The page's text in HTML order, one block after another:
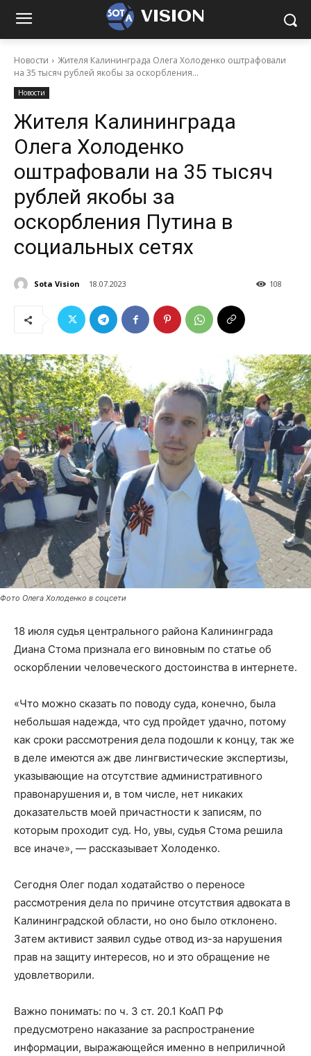
VISION
Новости
Жителя Калининграда Олега Холоденко оштрафовали
на 35 тысяч рублей якобы за оскорбления...
Новости
Жителя Калининграда
Олега Холоденко
оштрафовали на 35 тысяч
рублей якобы за
оскорбления Путина в
социальных сетях
Sota Vision 18.07.2023 108
Фото Олега Холоденко в соцсети
18 июля судья центрального района Калининграда
Диана Стома признала его виновным по статье об
оскорблении человеческого достоинства в интернете.
«Что можно сказать по поводу суда, конечно, была
небольшая надежда, что суд пройдет удачно, потому
как сроки рассмотрения дела подошли к концу, так же
в деле имеются аж две лингвистические экспертизы,
указывающие на отсутствие административного
правонарушения и, в том числе, нет никаких
доказательств моей причастности к записям, по
которым проходит суд. Но, увы, судья Стома решила
все иначе», — рассказывает Холоденко.
Сегодня Олег подал ходатайство о переносе
рассмотрения дела по причине отсутствия адвоката в
Калининградской области, но оно было отклонено.
Затем активист заявил судье отвод из-за нарушения
прав на защиту интересов, но и это обращение не
удовлетворили.
Важно понимать: по ч. 3 ст. 20.1 КоАП РФ
предусмотрено наказание за распространение
информации, выражающейся именно в неприличной